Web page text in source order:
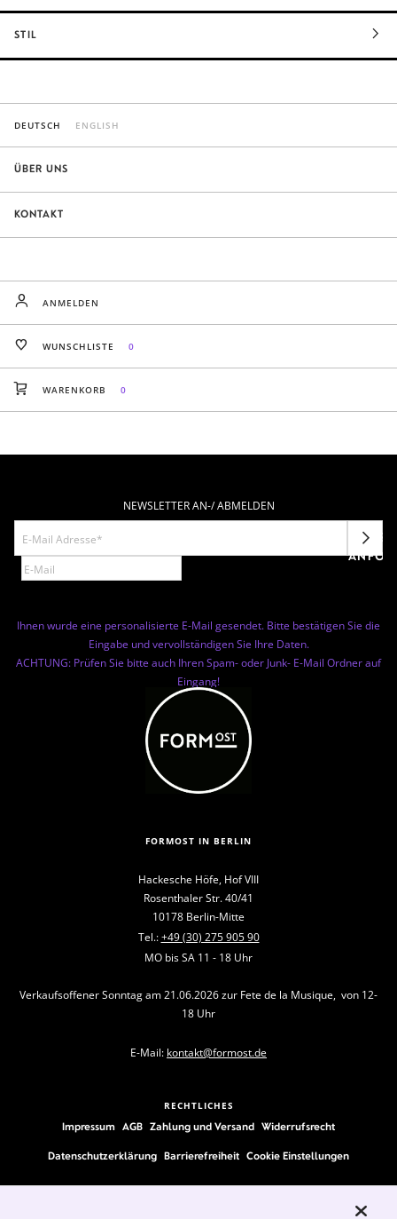
STIL
DEUTSCH ENGLISH
ÜBER UNS
KONTAKT
ANMELDEN
WUNSCHLISTE 0
WARENKORB 0
NEWSLETTER AN-/ ABMELDEN
Ihnen wurde eine personalisierte E-Mail gesendet. Bitte bestätigen Sie die
Eingabe und vervollständigen Sie Ihre Daten.
ACHTUNG: Prüfen Sie bitte auch Ihren Spam- oder Junk- E-Mail Ordner auf
Eingang!
FORMOST IN BERLIN
Hackesche Höfe, Hof VIII
Rosenthaler Str. 40/41
10178 Berlin-Mitte
Tel.:+49 (30) 275 905 90
MO bis SA 11 - 18 Uhr
Verkaufsoffener Sonntag am 21.06.2026 zur Fete de la Musique, von 12-
18 Uhr
E-Mail: kontakt@formost.de
RECHTLICHES
Impressum AGB Zahlung und Versand Widerrufsrecht
Datenschutzerklärung Barrierefreiheit Cookie Einstellungen